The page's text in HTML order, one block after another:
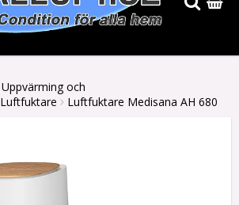
Uppvärming och
Luftfuktare Luftfuktare Medisana AH 680